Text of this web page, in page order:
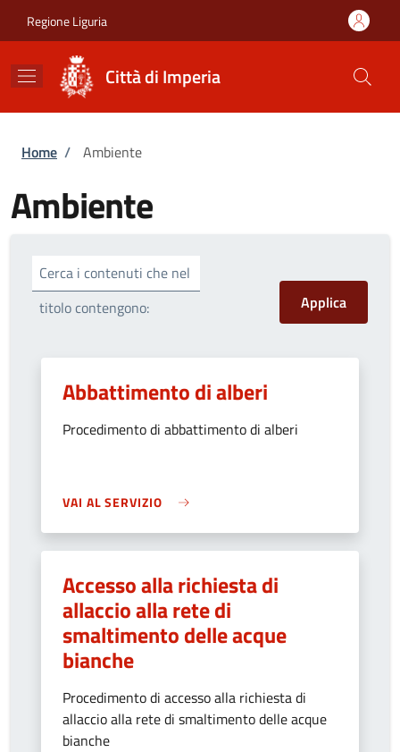
Regione Liguria
Città di Imperia
Briciole di pane
Home / Ambiente
Ambiente
Cerca i contenuti che nel
titolo contengono:
Abbattimento di alberi
Procedimento di abbattimento di alberi
VAI AL SERVIZIO
Accesso alla richiesta di
allaccio alla rete di
smaltimento delle acque
bianche
Procedimento di accesso alla richiesta di
allaccio alla rete di smaltimento delle acque
bianche